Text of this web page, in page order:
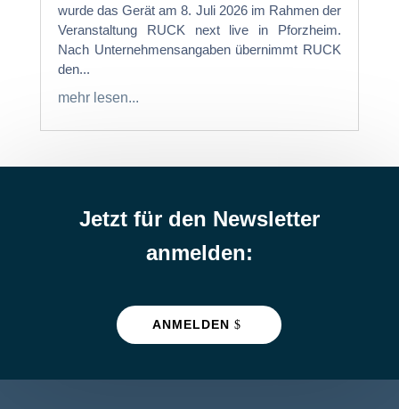
wurde das Gerät am 8. Juli 2026 im Rahmen der
Veranstaltung RUCK next live in Pforzheim.
Nach Unternehmensangaben übernimmt RUCK
den...
mehr lesen...
Jetzt für den Newsletter
anmelden:
ANMELDEN